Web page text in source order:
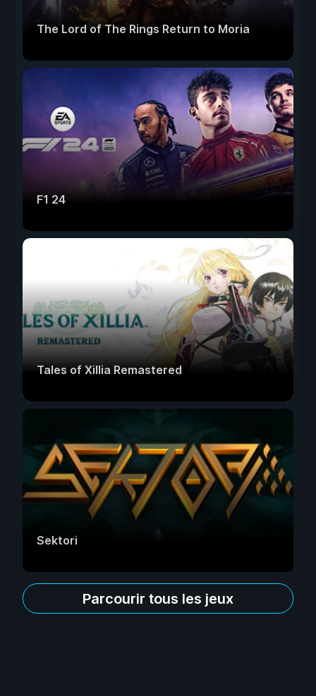
The Lord of The Rings Return to Moria
F1 24
Tales of Xillia Remastered
Sektori
Parcourir tous les jeux